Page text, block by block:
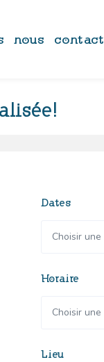
nous contact
Dates
Horaire
Lieu